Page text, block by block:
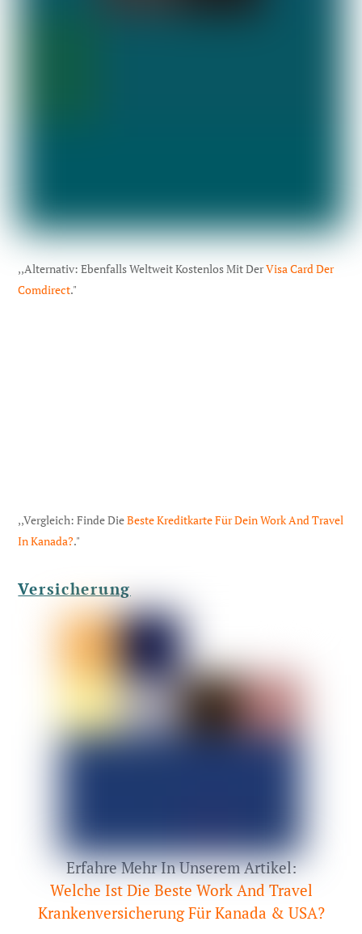
,,Alternativ: Ebenfalls Weltweit Kostenlos Mit DerVisa Card Der
Comdirect."
,,Vergleich: Finde DieBeste Kreditkarte Für Dein Work And Travel
In Kanada?."
Versicherung
Erfahre Mehr In Unserem Artikel:
Welche Ist Die Beste Work And Travel
Krankenversicherung Für Kanada & USA?